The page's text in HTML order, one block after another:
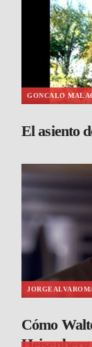
GONCALO
El asiento
Cómo